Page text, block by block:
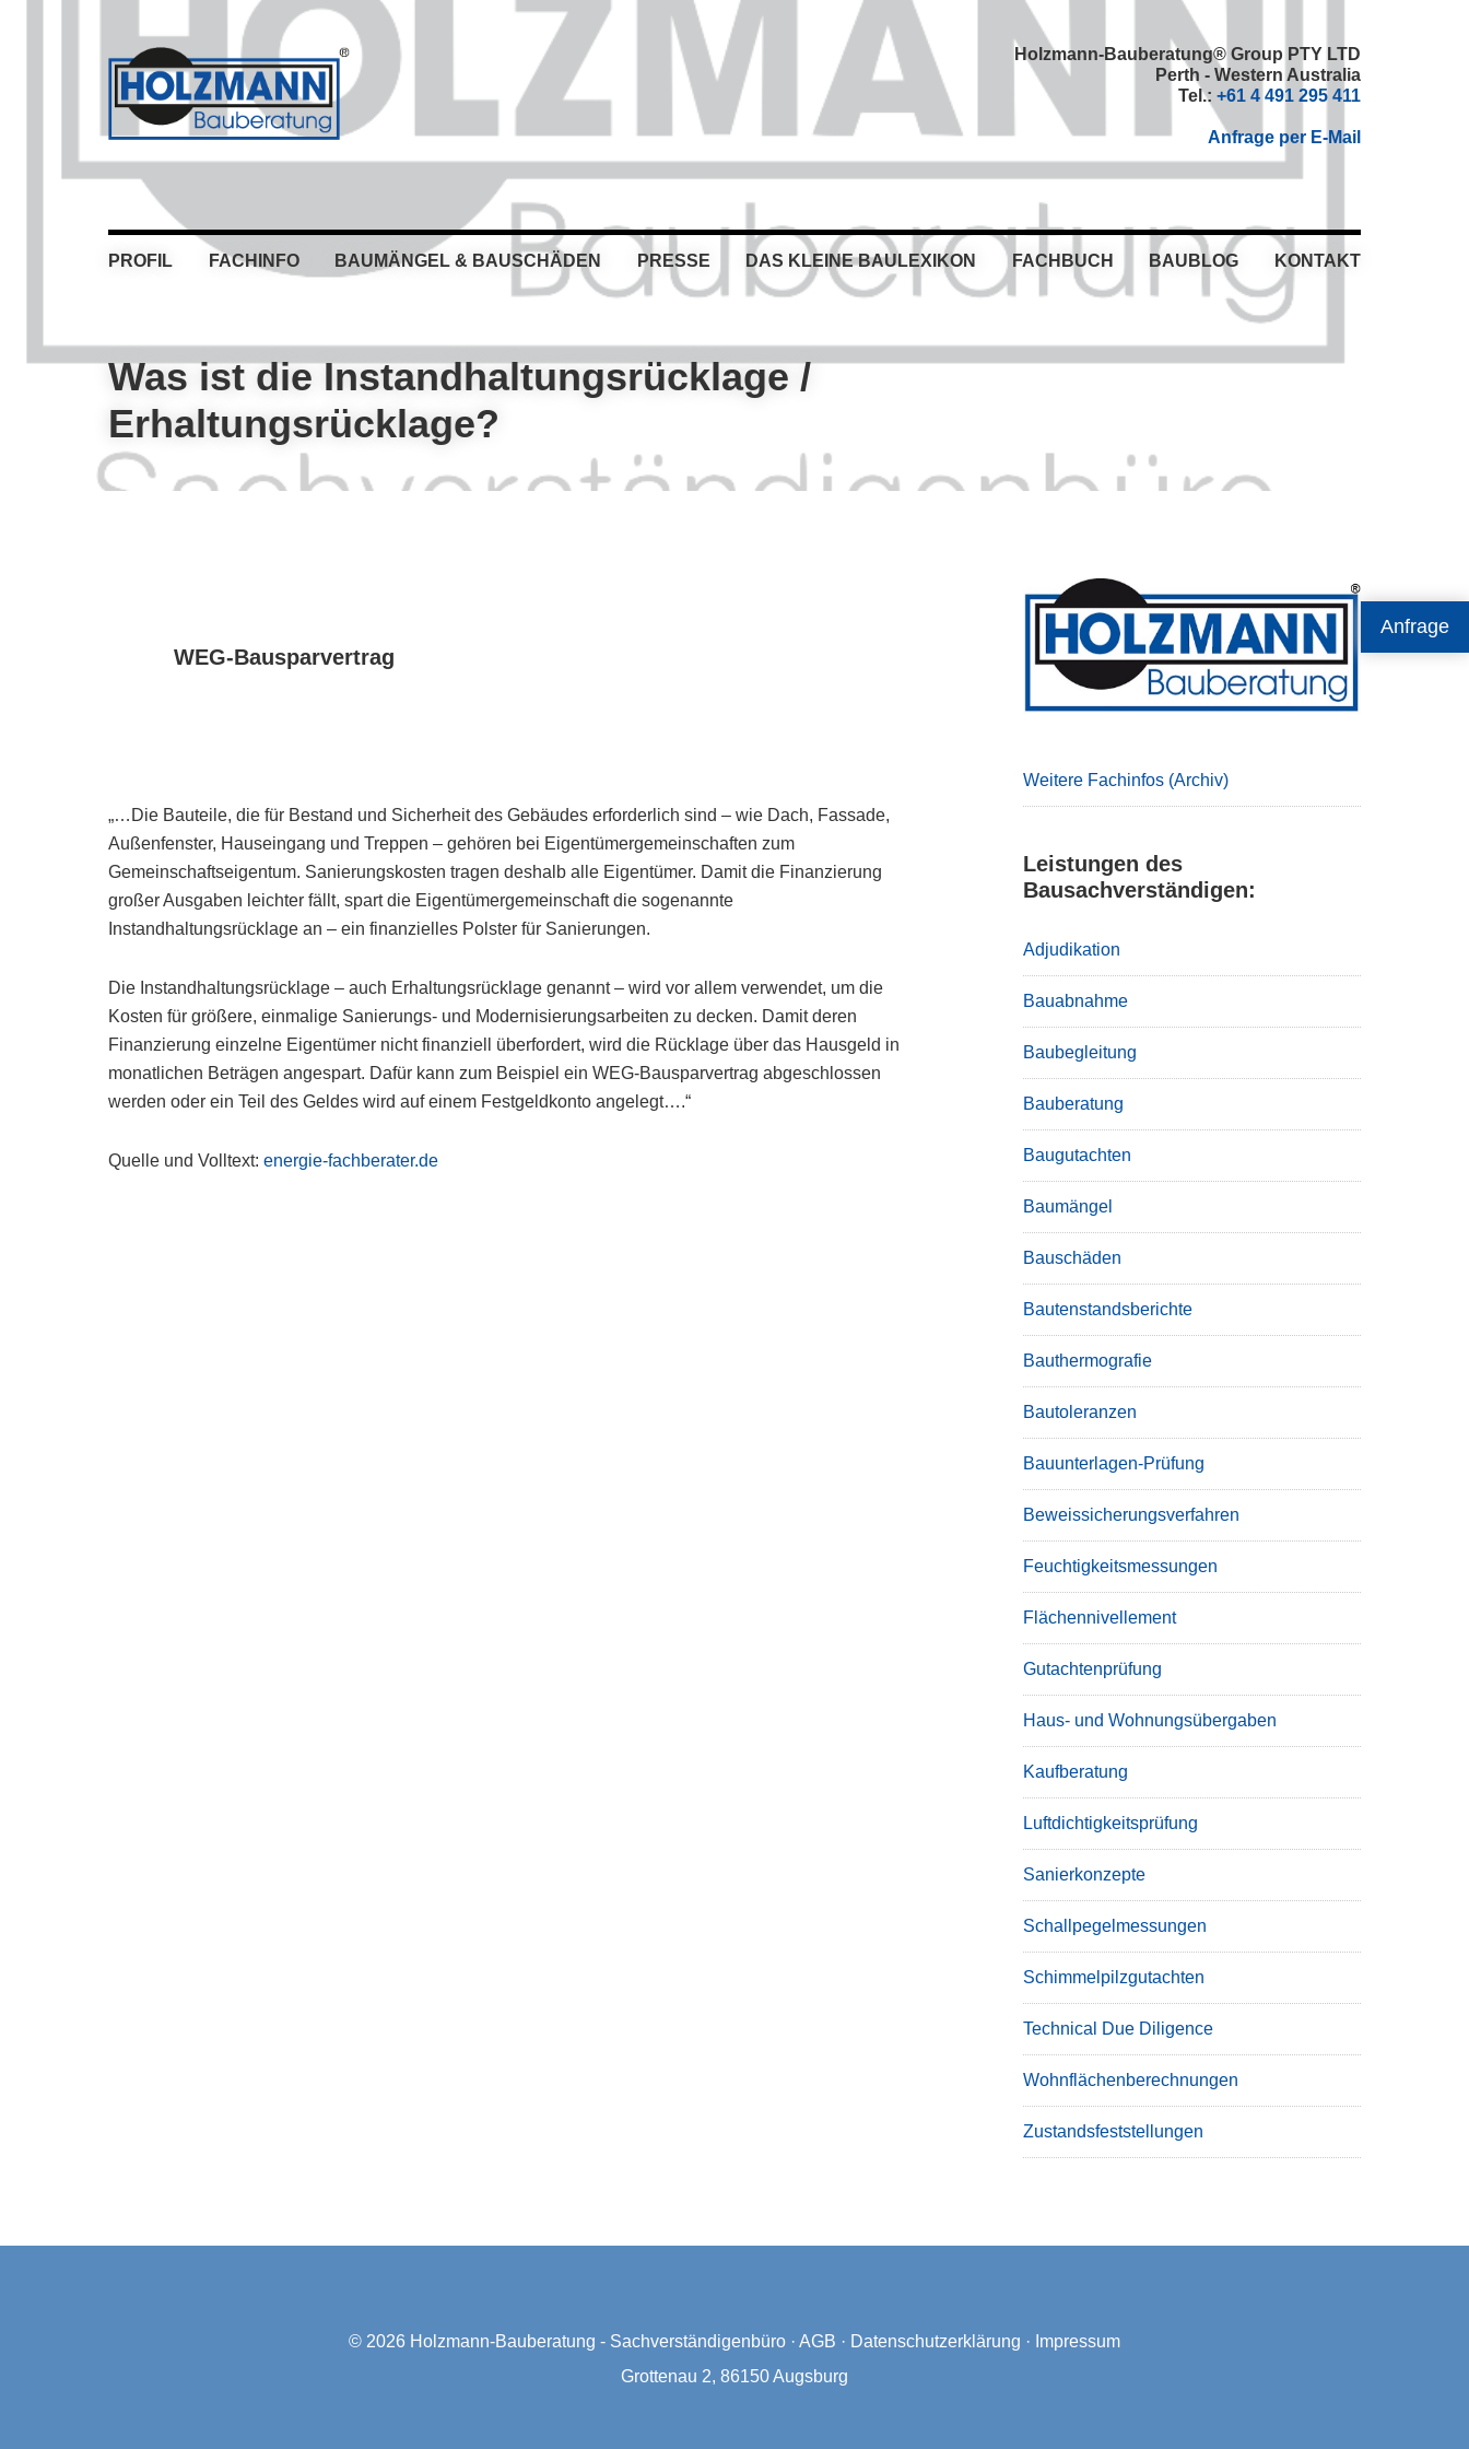
Anfrage
Holzmann-Bauberatung® Group PTY LTD
Perth - Western Australia
Tel.: +61 4 491 295 411
Anfrage per E-Mail
PROFIL FACHINFO BAUMÄNGEL & BAUSCHÄDEN PRESSE DAS KLEINE BAULEXIKON FACHBUCH BAUBLOG KONTAKT
Was ist die Instandhaltungsrücklage /
Erhaltungsrücklage?
WEG-Bausparvertrag
„…Die Bauteile, die für Bestand und Sicherheit des Gebäudes erforderlich sind – wie Dach, Fassade,
Außenfenster, Hauseingang und Treppen – gehören bei Eigentümergemeinschaften zum
Gemeinschaftseigentum. Sanierungskosten tragen deshalb alle Eigentümer. Damit die Finanzierung
großer Ausgaben leichter fällt, spart die Eigentümergemeinschaft die sogenannte
Instandhaltungsrücklage an – ein finanzielles Polster für Sanierungen.
Die Instandhaltungsrücklage – auch Erhaltungsrücklage genannt – wird vor allem verwendet, um die
Kosten für größere, einmalige Sanierungs- und Modernisierungsarbeiten zu decken. Damit deren
Finanzierung einzelne Eigentümer nicht finanziell überfordert, wird die Rücklage über das Hausgeld in
monatlichen Beträgen angespart. Dafür kann zum Beispiel ein WEG-Bausparvertrag abgeschlossen
werden oder ein Teil des Geldes wird auf einem Festgeldkonto angelegt….“
Quelle und Volltext:energie-fachberater.de
Primary
Sidebar
Weitere Fachinfos (Archiv)
Leistungen des
Bausachverständigen:
Adjudikation
Bauabnahme
Baubegleitung
Bauberatung
Baugutachten
Baumängel
Bauschäden
Bautenstandsberichte
Bauthermografie
Bautoleranzen
Bauunterlagen-Prüfung
Beweissicherungsverfahren
Feuchtigkeitsmessungen
Flächennivellement
Gutachtenprüfung
Haus- und Wohnungsübergaben
Kaufberatung
Luftdichtigkeitsprüfung
Sanierkonzepte
Schallpegelmessungen
Schimmelpilzgutachten
Technical Due Diligence
Wohnflächenberechnungen
Zustandsfeststellungen
© 2026 Holzmann-Bauberatung - Sachverständigenbüro · AGB · Datenschutzerklärung · Impressum
Grottenau 2, 86150 Augsburg